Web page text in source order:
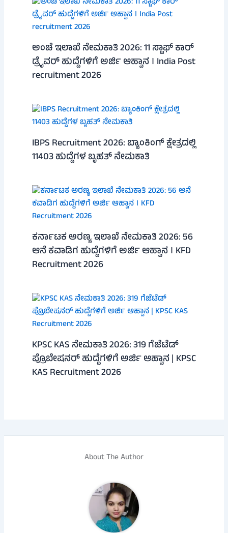
ಅಂಚೆ ಇಲಾಖೆ ನೇಮಕಾತಿ 2026: 11 ಸ್ಟಾಫ್ ಕಾರ್
ಡ್ರೈವರ್ ಹುದ್ದೆಗಳಿಗೆ ಅರ್ಜಿ ಆಹ್ವಾನ । India Post
recruitment 2026
IBPS Recruitment 2026: ಬ್ಯಾಂಕಿಂಗ್ ಕ್ಷೇತ್ರದಲ್ಲಿ
11403 ಹುದ್ದೆಗಳ ಬೃಹತ್ ನೇಮಕಾತಿ
ಕರ್ನಾಟಕ ಅರಣ್ಯ ಇಲಾಖೆ ನೇಮಕಾತಿ 2026: 56
ಆನೆ ಕವಾಡಿಗ ಹುದ್ದೆಗಳಿಗೆ ಅರ್ಜಿ ಆಹ್ವಾನ । KFD
Recruitment 2026
KPSC KAS ನೇಮಕಾತಿ 2026: 319 ಗೆಜೆಟೆಡ್
ಪ್ರೊಬೇಷನರ್ ಹುದ್ದೆಗಳಿಗೆ ಅರ್ಜಿ ಆಹ್ವಾನ | KPSC
KAS Recruitment 2026
About The Author